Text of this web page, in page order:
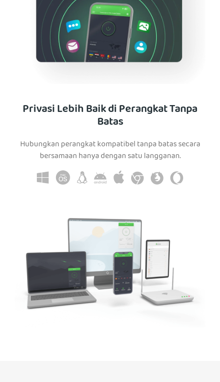
Privasi Lebih Baik di Perangkat Tanpa
Batas
Hubungkan perangkat kompatibel tanpa batas secara
bersamaan hanya dengan satu langganan.